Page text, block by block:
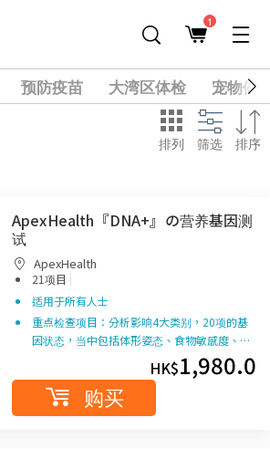
1
预防疫苗 大湾区体检
宠物健
排列 筛选 排序
ApexHealth『DNA+』の营养基因测
试
ApexHealth
21项目 |
适用于所有人士
重点检查项目：分析影响4大类别，20项的基
因状态，当中包括体形姿态、食物敏感度、…
HK$1,980.0
购买